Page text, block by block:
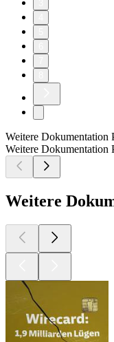
Weitere Dokumentation
Weitere Dokumentation
Weitere